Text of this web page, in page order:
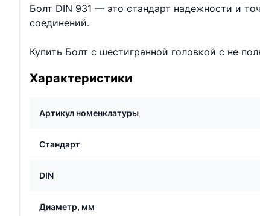
Болт DIN 931 — это стандарт надежности и
соединений.
Купить Болт с шестигранной головкой с не
Характеристики
Артикул номенклатуры
Стандарт
DIN
Диаметр, мм